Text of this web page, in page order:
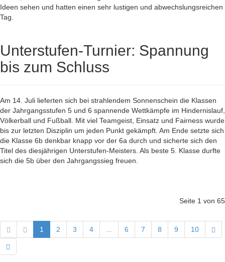
Ideen sehen und hatten einen sehr lustigen und abwechslungsreichen
Tag.
Unterstufen-Turnier: Spannung
bis zum Schluss
Am 14. Juli lieferten sich bei strahlendem Sonnenschein die Klassen
der Jahrgangsstufen 5 und 6 spannende Wettkämpfe im Hindernislauf,
Völkerball und Fußball. Mit viel Teamgeist, Einsatz und Fairness wurde
bis zur letzten Disziplin um jeden Punkt gekämpft. Am Ende setzte sich
die Klasse 6b denkbar knapp vor der 6a durch und sicherte sich den
Titel des diesjährigen Unterstufen-Meisters. Als beste 5. Klasse durfte
sich die 5b über den Jahrgangssieg freuen.
Seite 1 von 65
1 2 3 4 6 7 8 9 10